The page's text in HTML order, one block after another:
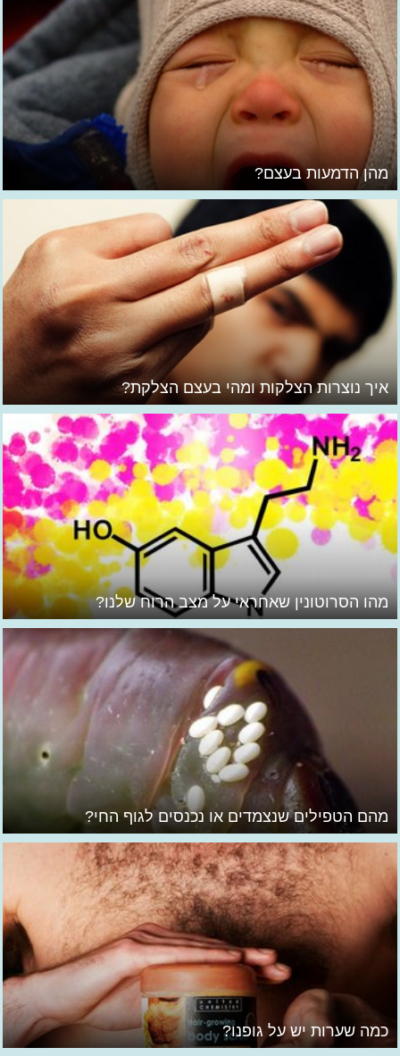
מהן הדמעות בעצם?
איך נוצרות הצלקות ומהי בעצם הצלקת?
מהו הסרוטונין שאחראי על מצב הרוח שלנו?
מהם הטפילים שנצמדים או נכנסים לגוף החי?
כמה שערות יש על גופנו?